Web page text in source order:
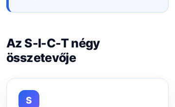
Az S-I-C-T négy
összetevője
S